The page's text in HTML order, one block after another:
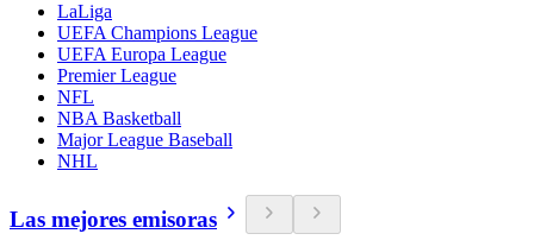
LaLiga
UEFA Champions League
UEFA Europa League
Premier League
NFL
NBA Basketball
Major League Baseball
NHL
Las mejores emisoras